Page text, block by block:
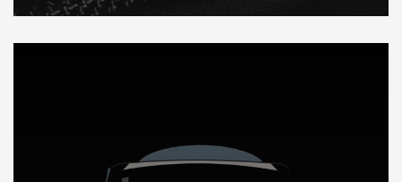
DÉCOUVREZ NOTRE IMPORTATION AUTO au Pakistan